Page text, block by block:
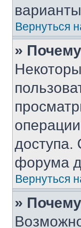
Вернуться
»
доступа.
форума
Вернуться
»